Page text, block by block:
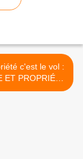
c'est le vol :
ET PROPRIÉTÉ
>